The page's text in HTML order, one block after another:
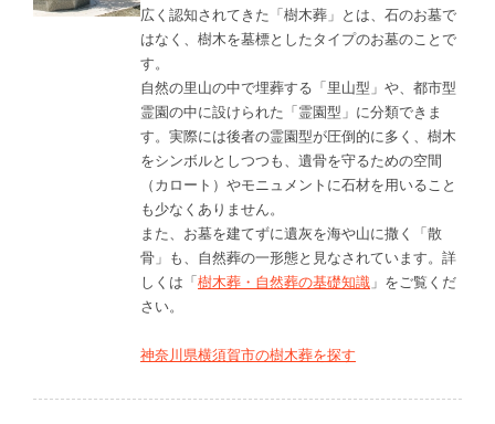
広く認知されてきた「樹木葬」とは、石のお墓で
はなく、樹木を墓標としたタイプのお墓のことで
す。
自然の里山の中で埋葬する「里山型」や、都市型
霊園の中に設けられた「霊園型」に分類できま
す。実際には後者の霊園型が圧倒的に多く、樹木
をシンボルとしつつも、遺骨を守るための空間
（カロート）やモニュメントに石材を用いること
も少なくありません。
また、お墓を建てずに遺灰を海や山に撒く「散
骨」も、自然葬の一形態と見なされています。詳
しくは「樹木葬・自然葬の基礎知識 」をご覧くだ
さい。
神奈川県横須賀市の樹木葬を探す